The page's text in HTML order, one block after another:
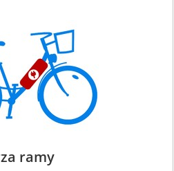
ramy